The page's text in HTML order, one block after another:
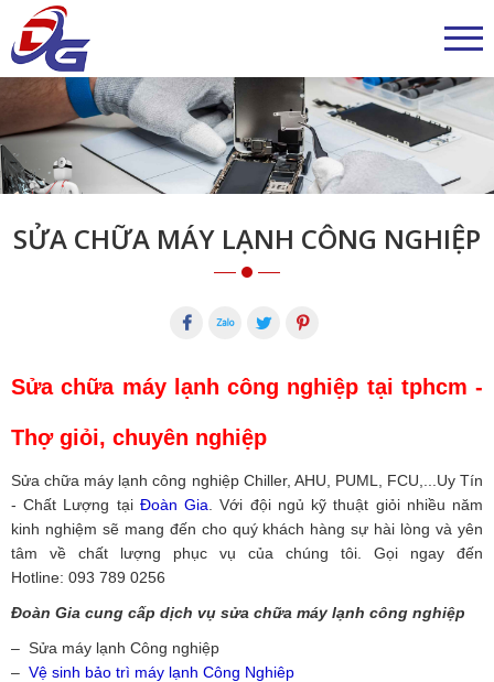
SỬA CHỮA MÁY LẠNH CÔNG NGHIỆP
Sửa chữa máy lạnh công nghiệp tại tphcm -
Thợ giỏi, chuyên nghiệp
Sửa chữa máy lạnh công nghiệp Chiller, AHU, PUML, FCU,...Uy Tín
- Chất Lượng tại Đoàn Gia . Với đội ngủ kỹ thuật giỏi nhiều năm
kinh nghiệm sẽ mang đến cho quý khách hàng sự hài lòng và yên
tâm về chất lượng phục vụ của chúng tôi. Gọi ngay đến
Hotline: 093 789 0256
Đoàn Gia cung cấp dịch vụ sửa chữa máy lạnh công nghiệp
– Sửa máy lạnh Công nghiệp
– Vệ sinh bảo trì máy lạnh Công Nghiêp